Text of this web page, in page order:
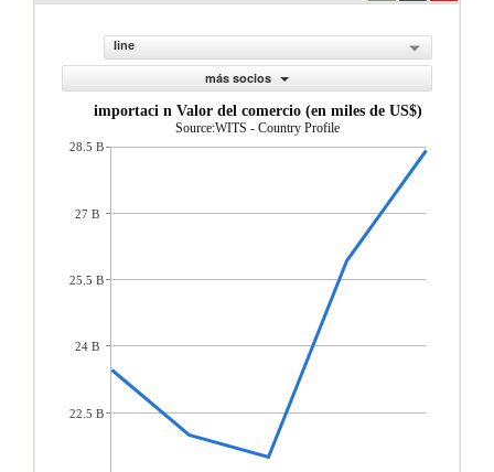
line
más socios
importaci n Valor del comercio (en miles de US$)
Source:WITS - Country Profile
28.5 B
27 B
25.5 B
24 B
22.5 B